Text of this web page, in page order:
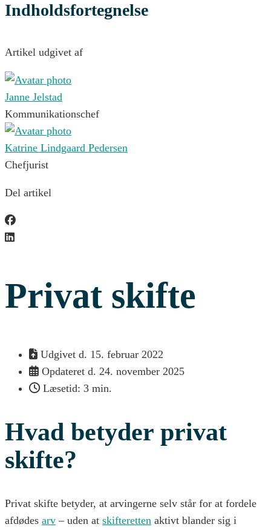
Indholdsfortegnelse
Artikel udgivet af
Janne Jelstad
Kommunikationschef
Katrine Lindgaard Pedersen
Chefjurist
Del artikel
Privat skifte
Udgivet d. 15. februar 2022
Opdateret d. 24. november 2025
Læsetid: 3 min.
Hvad betyder privat
skifte?
Privat skifte betyder, at arvingerne selv står for at fordele
afdødes arv – uden at skifteretten aktivt blander sig i